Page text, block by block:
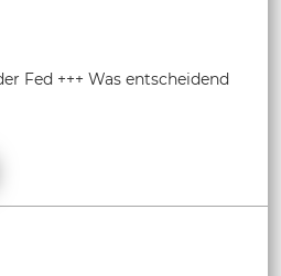
Fed +++ Was entscheidend